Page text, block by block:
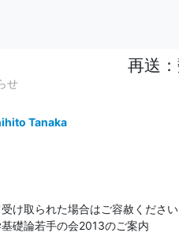
再送
せ
Tanaka
受け取られた場合はご容赦ください
礎論若手の会2013のご案内